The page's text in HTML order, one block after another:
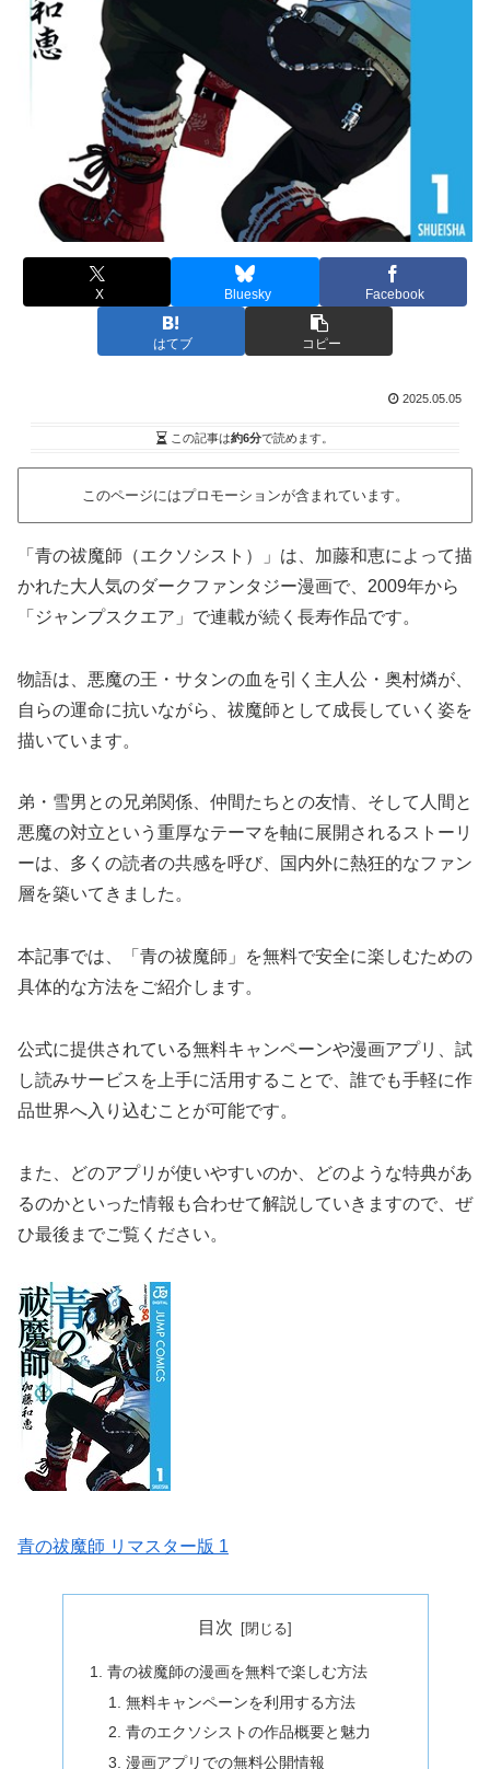
X Bluesky Facebook
はてブ コピー
2025.05.05
この記事は約6分で読めます。
このページにはプロモーションが含まれています。
「青の祓魔師（エクソシスト）」は、加藤和恵によって描
かれた大人気のダークファンタジー漫画で、2009年から
「ジャンプスクエア」で連載が続く長寿作品です。
物語は、悪魔の王・サタンの血を引く主人公・奥村燐が、
自らの運命に抗いながら、祓魔師として成長していく姿を
描いています。
弟・雪男との兄弟関係、仲間たちとの友情、そして人間と
悪魔の対立という重厚なテーマを軸に展開されるストーリ
ーは、多くの読者の共感を呼び、国内外に熱狂的なファン
層を築いてきました。
本記事では、「青の祓魔師」を無料で安全に楽しむための
具体的な方法をご紹介します。
公式に提供されている無料キャンペーンや漫画アプリ、試
し読みサービスを上手に活用することで、誰でも手軽に作
品世界へ入り込むことが可能です。
また、どのアプリが使いやすいのか、どのような特典があ
るのかといった情報も合わせて解説していきますので、ぜ
ひ最後までご覧ください。
青の祓魔師 リマスター版 1
目次
青の祓魔師の漫画を無料で楽しむ方法
無料キャンペーンを利用する方法
青のエクソシストの作品概要と魅力
漫画アプリでの無料公開情報